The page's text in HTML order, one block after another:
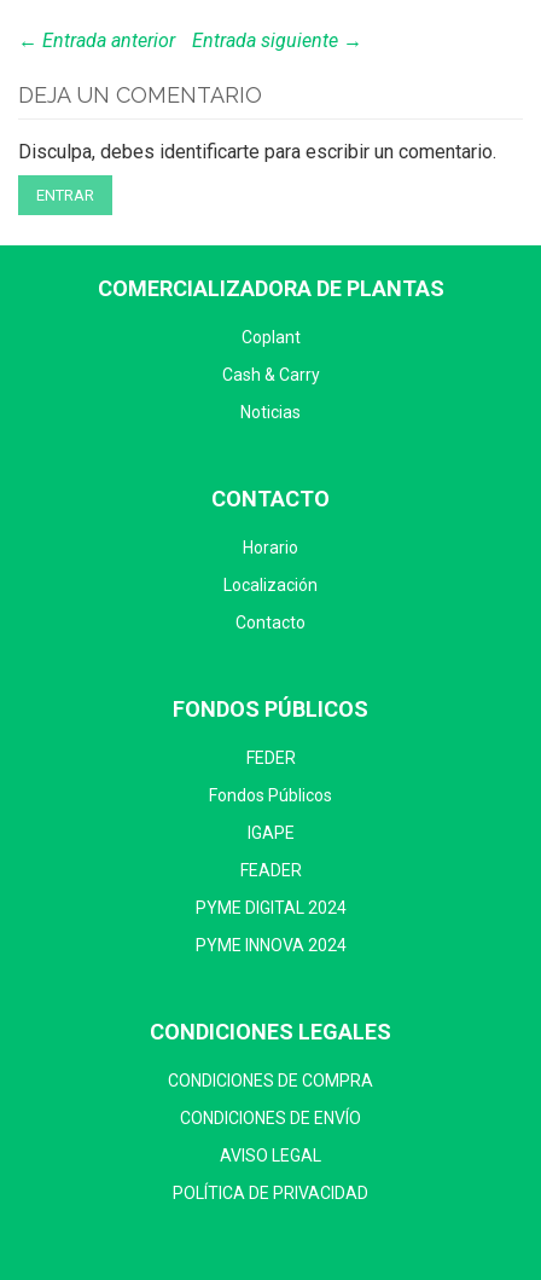
← Entrada anterior Entrada siguiente →
DEJA UN COMENTARIO
Disculpa, debes identificarte para escribir un comentario.
ENTRAR
COMERCIALIZADORA DE PLANTAS
Coplant
Cash & Carry
Noticias
CONTACTO
Horario
Localización
Contacto
FONDOS PÚBLICOS
FEDER
Fondos Públicos
IGAPE
FEADER
PYME DIGITAL 2024
PYME INNOVA 2024
CONDICIONES LEGALES
CONDICIONES DE COMPRA
CONDICIONES DE ENVÍO
AVISO LEGAL
POLÍTICA DE PRIVACIDAD